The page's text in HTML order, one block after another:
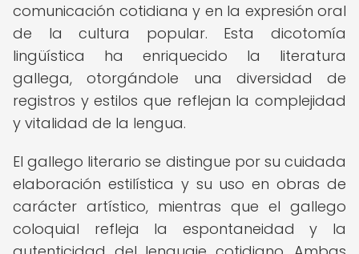
comunicación cotidiana y en la expresión oral
de la cultura popular. Esta dicotomía
lingüística ha enriquecido la literatura
gallega, otorgándole una diversidad de
registros y estilos que reflejan la complejidad
y vitalidad de la lengua.
El gallego literario se distingue por su cuidada
elaboración estilística y su uso en obras de
carácter artístico, mientras que el gallego
coloquial refleja la espontaneidad y la